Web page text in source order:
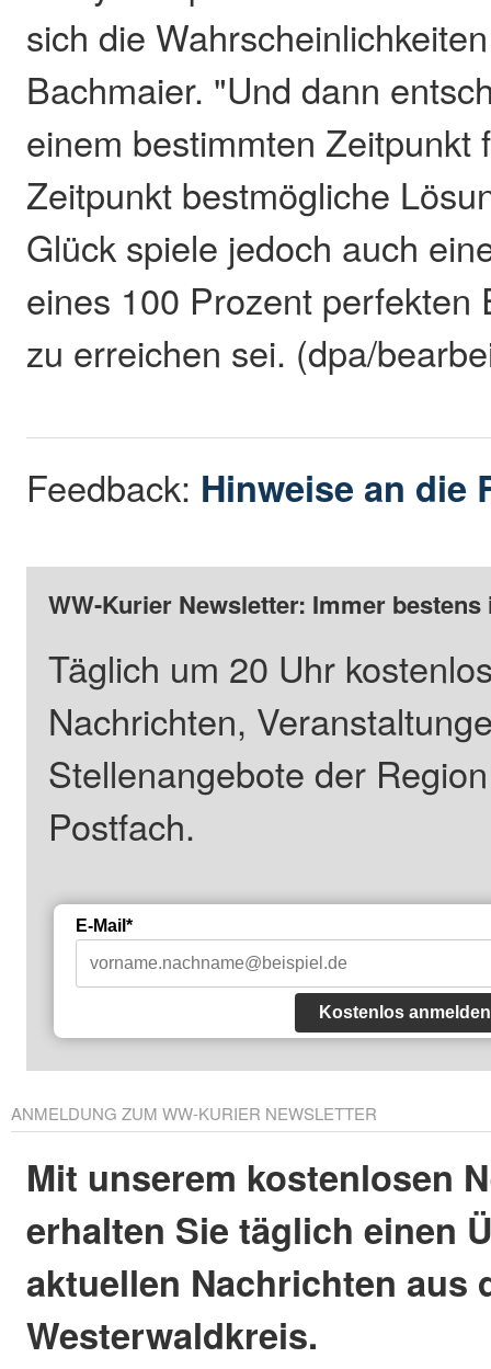
sich die
Bachmaier. "Und dann
einem bestimmten Zeitpunkt
Zeitpunkt bestmögliche
Glück spiele jedoch auch
eines 100 Prozent perfekten
zu erreichen sei. (dpa/
Feedback: Hinweise an die
WW-Kurier Newsletter: Immer
Täglich um 20 Uhr
Nachrichten,
Stellenangebote der
Postfach.
E-Mail*
Kostenlos anmelden
ANMELDUNG ZUM WW-KURIER NEWSLETTER
Mit unserem kostenlosen
erhalten Sie täglich einen
aktuellen Nachrichten aus
Westerwaldkreis.